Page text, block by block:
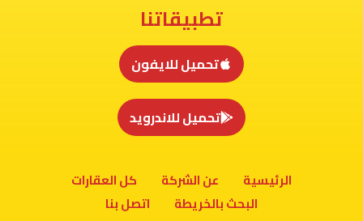
تطبيقاتنا
تحميل للايفون
تحميل للاندرويد
الرئيسية عن الشركة
كل العقارات
البحث بالخريطة
اتصل بنا